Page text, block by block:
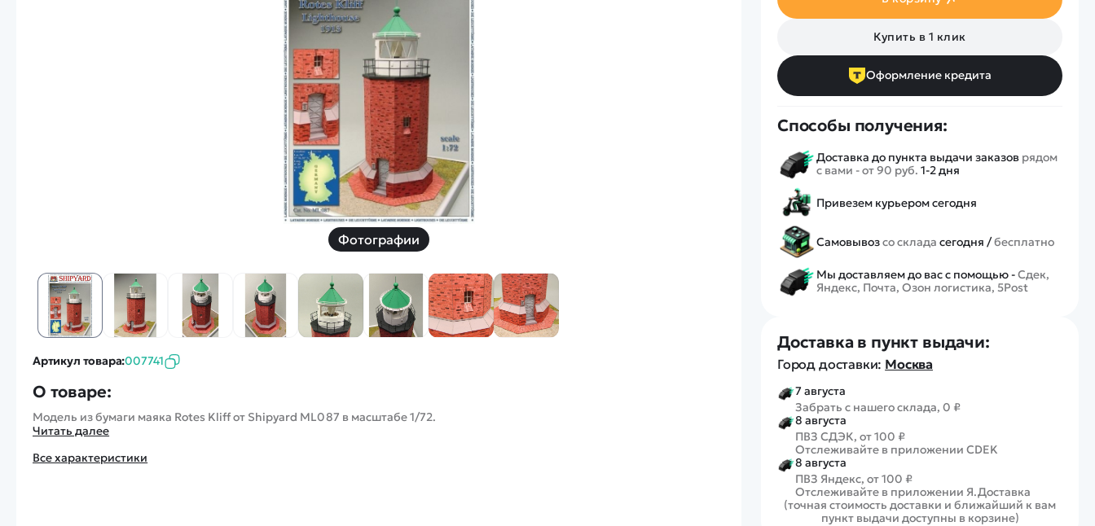
Дроны с 4k камерой
Скоростной катер
Вертолетик для детей ну пульте
Машины 1 к 10
Скидки
Смотреть -30%
Фотографии
Артикул товара:007741
О товаре:
Модель из бумаги маяка Rotes Kliff от Shipyard ML087 в масштабе 1/72.
Читать далее
Все характеристики
Купить в 1 клик
Оформление кредита
Способы получения:
Доставка до пункта выдачи заказов рядом
с вами - от 90 руб. 1-2 дня
Привезем курьером сегодня
Самовывозсо склада сегодня /бесплатно
Мы доставляем до вас с помощью -Сдек,
Яндекс, Почта, Озон логистика, 5Post
Доставка в пункт выдачи:
Город доставки: Москва
7 августа
Забрать с нашего склада, 0 ₽
8 августа
ПВЗ СДЭК, от 100 ₽
Отслеживайте в приложении CDEK
8 августа
ПВЗ Яндекс, от 100 ₽
Отслеживайте в приложении Я.Доставка
(точная стоимость доставки и ближайший к вам
пункт выдачи доступны в корзине)
Заказать звонок
Наши соцсети:
Спецтехника
Железные дороги
Конструкторы
Запчасти для моделей